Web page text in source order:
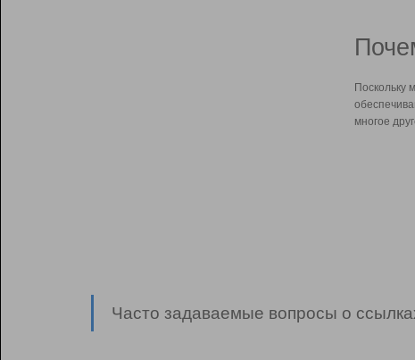
Поскольку
многое
Часто задаваемые вопросы о